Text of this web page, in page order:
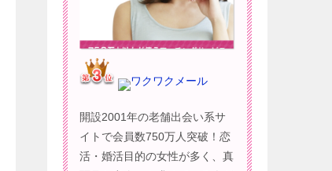
ワクワクメール
開設2001年の老舗出会い系サ
イトで会員数750万人突破！恋
活・婚活目的の女性が多く、真